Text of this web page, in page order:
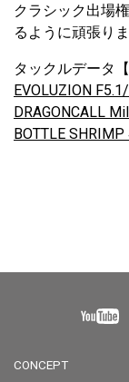
クラシック出場
るように頑張り
タックルデータ
EVOLUZION
DRAGONCALL
BOTTLE
CONCEPT